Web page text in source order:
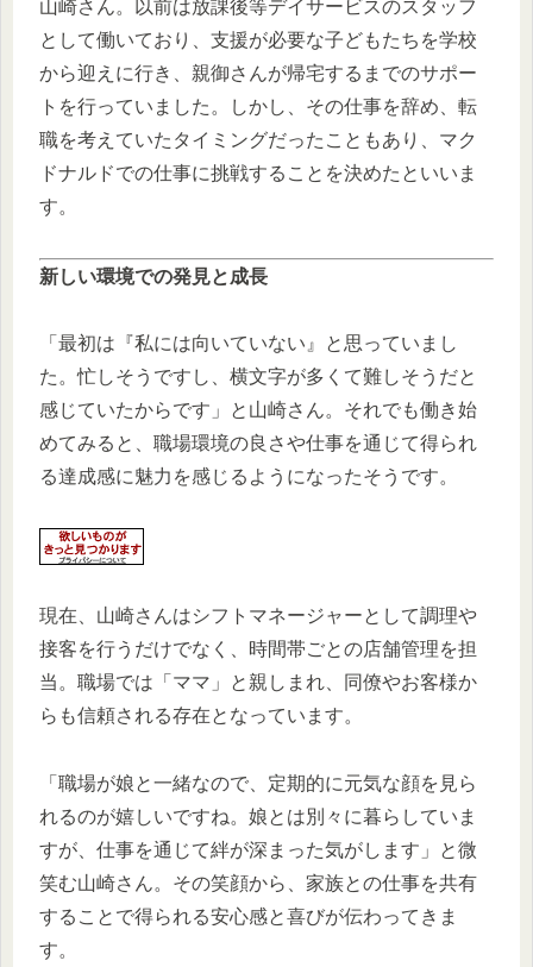
山崎さん。以前は放課後等デイサービスのスタッフ
として働いており、支援が必要な子どもたちを学校
から迎えに行き、親御さんが帰宅するまでのサポー
トを行っていました。しかし、その仕事を辞め、転
職を考えていたタイミングだったこともあり、マク
ドナルドでの仕事に挑戦することを決めたといいま
す。
新しい環境での発見と成長
「最初は『私には向いていない』と思っていまし
た。忙しそうですし、横文字が多くて難しそうだと
感じていたからです」と山崎さん。それでも働き始
めてみると、職場環境の良さや仕事を通じて得られ
る達成感に魅力を感じるようになったそうです。
現在、山崎さんはシフトマネージャーとして調理や
接客を行うだけでなく、時間帯ごとの店舗管理を担
当。職場では「ママ」と親しまれ、同僚やお客様か
らも信頼される存在となっています。
「職場が娘と一緒なので、定期的に元気な顔を見ら
れるのが嬉しいですね。娘とは別々に暮らしていま
すが、仕事を通じて絆が深まった気がします」と微
笑む山崎さん。その笑顔から、家族との仕事を共有
することで得られる安心感と喜びが伝わってきま
す。